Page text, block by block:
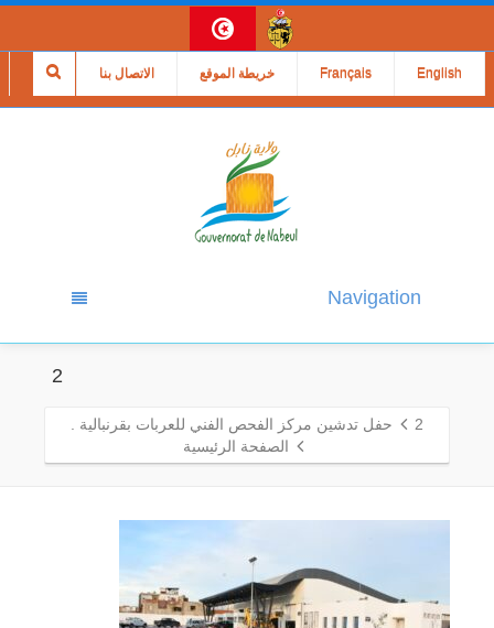
الاتصال بنا خريطة الموقع Français English
Navigation
2
2
حفل تدشين مركز الفحص الفني للعربات بقرنبالية .
الصفحة الرئيسية